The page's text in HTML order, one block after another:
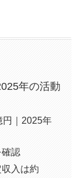
年の活動
｜2025年
認
入は約